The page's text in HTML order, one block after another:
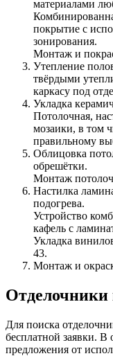
материалами
покрытие с
зонирования.
Монтаж и
Утепление
твёрдыми
каркасу под
Укладка
Потолочная,
мозаики, в том
правильному
Облицовка
обрешётки.
Монтаж
Настилка
подогрева.
Устройство
кафель с
Укладка
43.
Монтаж и
Отделочники
Для поиска
бесплатной заявки.
предложения от